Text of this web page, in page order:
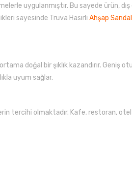
uygulanmıştır. Bu sayede ürün,
sayesinde Truva Hasırlı Ahşap
doğal bir şıklık kazandırır. Geniş
uyum sağlar.
tercihi olmaktadır. Kafe, restoran, otel